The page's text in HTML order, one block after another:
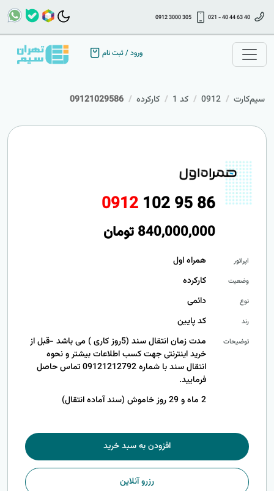
021 - 40 44 63 40
0912 3000 305
ورود/ثبت نام
سیم‌کارت 0912 کد 1 کارکرده 09121029586
0912 1029586
840,000,000 تومان
اپراتور همراه اول
وضعیت کارکرده
نوع دائمی
رند کد پایین
توضیحات
مدت زمان انتقال سند (5روز کاری ) می باشد -قبل از
خرید اینترنتی جهت کسب اطلاعات بیشتر و نحوه
انتقال سند با شماره 09121212792 تماس حاصل
فرمایید.
2 ماه و 29 روز خاموش (سند آماده انتقال)
افزودن به سبد خرید
رزرو آنلاین